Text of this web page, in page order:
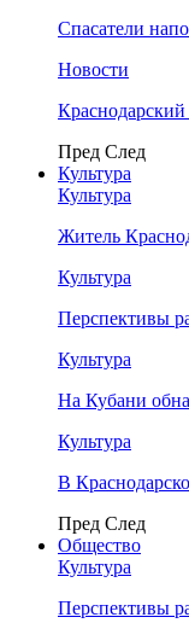
Спасатели
Новости
Пред След
Культура
Культура
Житель
Культура
Перспективы
Культура
На Кубани
Культура
В
Пред След
Общество
Культура
Перспективы